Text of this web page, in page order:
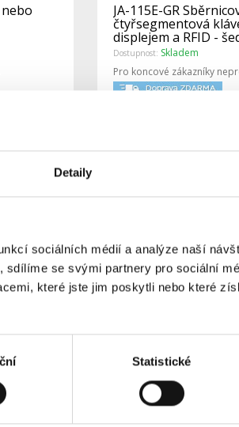
Detaily
sociálních médií a analýze naší
se svými partnery pro sociální
které jste jim poskytli nebo které
Statistické
JA-115E-GR
čtyřsegmentová
displejem a RFID -
Dostupnost: Skladem
Pro koncové zákazníky
RS-485 JA-191PL Kloubový